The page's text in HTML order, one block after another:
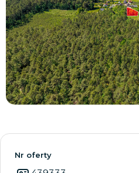
Nr oferty